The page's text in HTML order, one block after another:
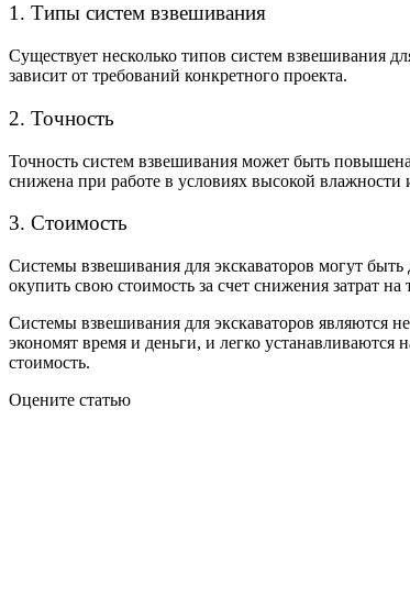
1. Типы систем взвешивания
Существует несколько типов систем взвешивания
зависит от требований конкретного проекта.
2. Точность
Точность систем взвешивания может быть
снижена при работе в условиях высокой влажности
3. Стоимость
Системы взвешивания для экскаваторов могут
окупить свою стоимость за счет снижения затрат
Системы взвешивания для экскаваторов являются
экономят время и деньги, и легко
стоимость.
Оцените статью